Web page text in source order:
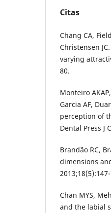
Citas
Chang CA,
Christensen
varying
80.
Monteiro
Garcia AF,
perception of
Dental Press J
Brandão RC,
dimensions
Chan MYS,
and the labial